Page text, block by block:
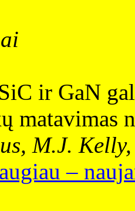
ir GaN
matavimas
M.J.
–